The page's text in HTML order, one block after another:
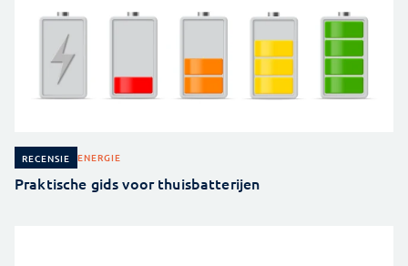
RECENSIE ENERGIE
Praktische gids voor thuisbatterijen